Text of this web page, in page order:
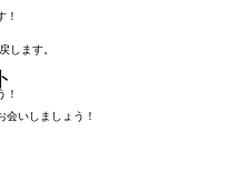
！
します。
！
いしましょう！